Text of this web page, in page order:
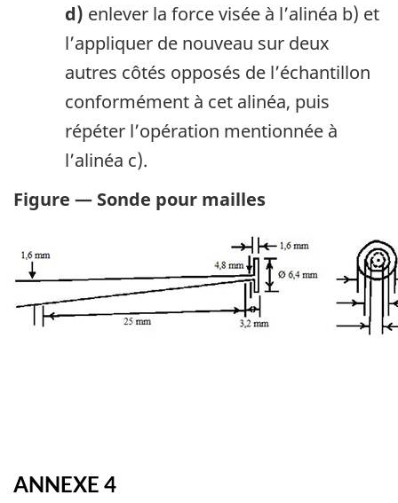
d) enlever la force visée à l’alinéa b) et
l’appliquer de nouveau sur deux
autres côtés opposés de l’échantillon
conformément à cet alinéa, puis
répéter l’opération mentionnée à
l’alinéa c).
Figure — Sonde pour mailles
ANNEXE 4